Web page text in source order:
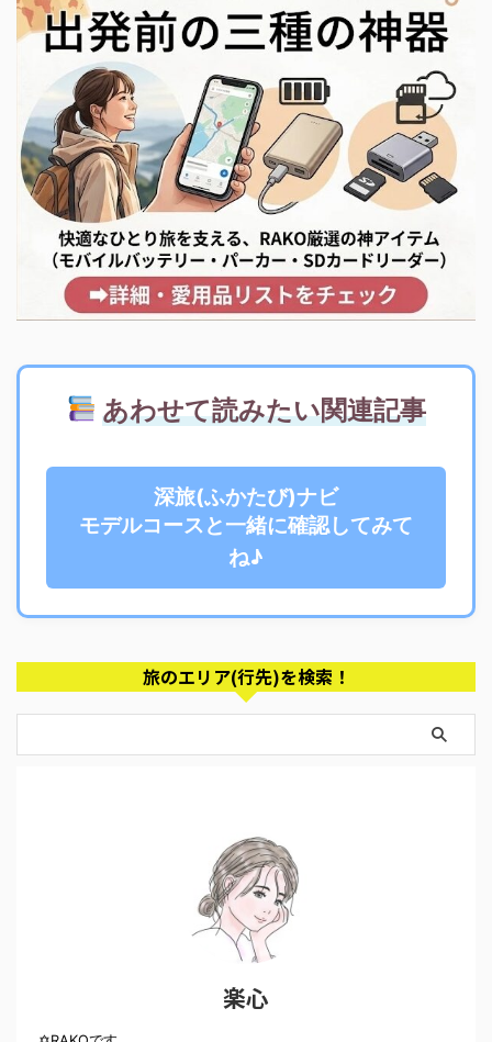
あわせて読みたい関連記事
深旅(ふかたび)ナビ
モデルコースと一緒に確認してみて
ね♪
旅のエリア(行先)を検索！
楽心